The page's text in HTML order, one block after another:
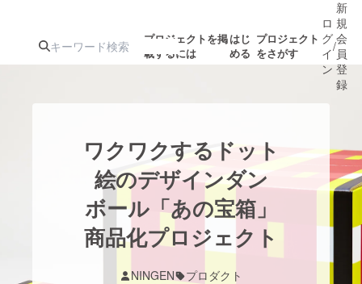
プロジェクトを掲
載するには
はじ
める
プロジェクト
をさがす
ターン
注目の新着プロ
ジェクト
募集終了が近いプ
ロジェクト
されます
アート・写真
ゲーム・
ロ
グ
イ
ン
/
新
規
会
員
登
録
ワクワクするドット
絵のデザインダン
ボール「あの宝箱」
商品化プロジェクト
NINGEN プロダクト